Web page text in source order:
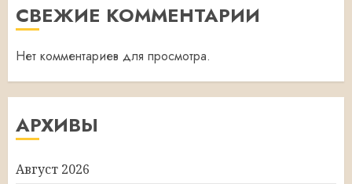
СВЕЖИЕ КОММЕНТАРИИ
Нет комментариев для просмотра.
АРХИВЫ
Август 2026